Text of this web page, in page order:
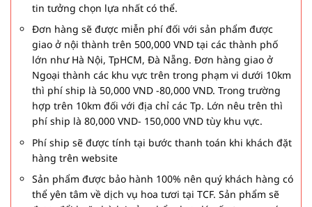
tin tưởng chọn lựa nhất có thể.
Đơn hàng sẽ được miễn phí đối với sản phẩm được
giao ở nội thành trên 500,000 VND tại các thành phố
lớn như Hà Nội, TpHCM, Đà Nẵng. Đơn hàng giao ở
Ngoại thành các khu vực trên trong phạm vi dưới 10km
thì phí ship là 50,000 VND -80,000 VND. Trong trường
hợp trên 10km đối với địa chỉ các Tp. Lớn nêu trên thì
phí ship là 80,000 VND- 150,000 VND tùy khu vực.
Phí ship sẽ được tính tại bước thanh toán khi khách đặt
hàng trên website
Sản phẩm được bảo hành 100% nên quý khách hàng có
thể yên tâm về dịch vụ hoa tươi tại TCF. Sản phẩm sẽ